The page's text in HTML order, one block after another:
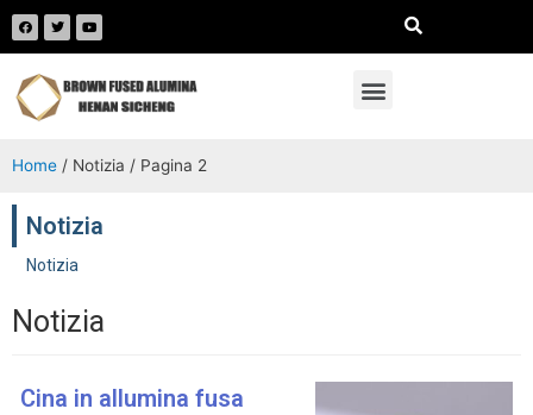
Home / Notizia / Pagina 2
Notizia
Notizia
Notizia
Cina in allumina fusa